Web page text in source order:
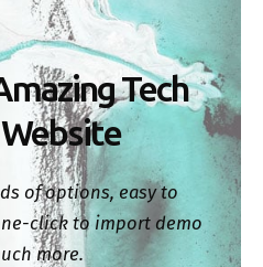
Tech
of options, easy to
click to import demo
more.